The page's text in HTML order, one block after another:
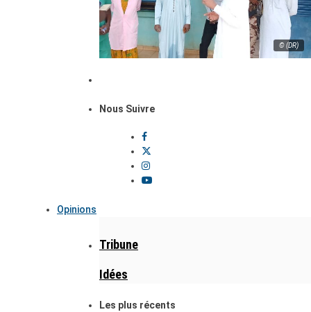
© (DR)
Nous Suivre
Opinions
Tribune
Idées
Les plus récents